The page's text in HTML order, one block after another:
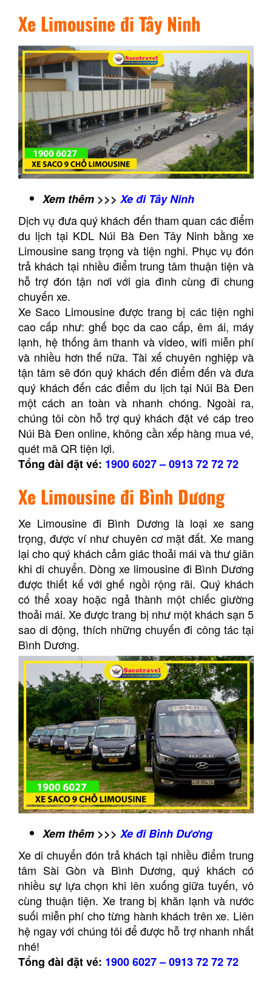
Xe Limousine đi Tây Ninh
Xem thêm >>> Xe đi Tây Ninh
Dịch vụ đưa quý khách đến tham quan các điểm
du lịch tại KDL Núi Bà Đen Tây Ninh bằng xe
Limousine sang trọng và tiện nghi. Phục vụ đón
trả khách tại nhiều điểm trung tâm thuận tiện và
hỗ trợ đón tận nơi với gia đình cùng đi chung
chuyến xe.
Xe Saco Limousine được trang bị các tiện nghi
cao cấp như: ghế bọc da cao cấp, êm ái, máy
lạnh, hệ thống âm thanh và video, wifi miễn phí
và nhiều hơn thế nữa. Tài xế chuyên nghiệp và
tận tâm sẽ đón quý khách đến điểm đến và đưa
quý khách đến các điểm du lịch tại Núi Bà Đen
một cách an toàn và nhanh chóng. Ngoài ra,
chúng tôi còn hỗ trợ quý khách đặt vé cáp treo
Núi Bà Đen online, không cần xếp hàng mua vé,
quét mã QR tiện lợi.
Tổng đài đặt vé: 1900 6027–0913 72 72 72
Xe Limousine đi Bình Dương
Xe Limousine đi Bình Dương là loại xe sang
trọng, được ví như chuyên cơ mặt đất. Xe mang
lại cho quý khách cảm giác thoải mái và thư giãn
khi di chuyển. Dòng xe limousine đi Bình Dương
được thiết kế với ghế ngồi rộng rãi. Quý khách
có thể xoay hoặc ngả thành một chiếc giường
thoải mái. Xe được trang bị như một khách sạn 5
sao di động, thích những chuyến đi công tác tại
Bình Dương.
Xem thêm >>> Xe đi Bình Dương
Xe di chuyển đón trả khách tại nhiều điểm trung
tâm Sài Gòn và Bình Dương, quý khách có
nhiều sự lựa chọn khi lên xuống giữa tuyến, vô
cùng thuận tiện. Xe trang bị khăn lạnh và nước
suối miễn phí cho từng hành khách trên xe. Liên
hệ ngay với chúng tôi để được hỗ trợ nhanh nhất
nhé!
Tổng đài đặt vé: 1900 6027–0913 72 72 72